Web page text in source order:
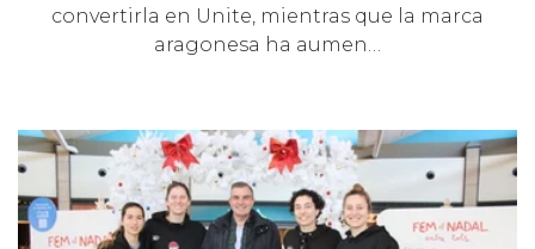
convertirla en Unite, mientras que la marca
aragonesa ha aumen…